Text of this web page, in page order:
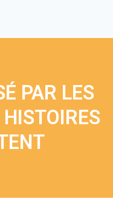
PAR LES